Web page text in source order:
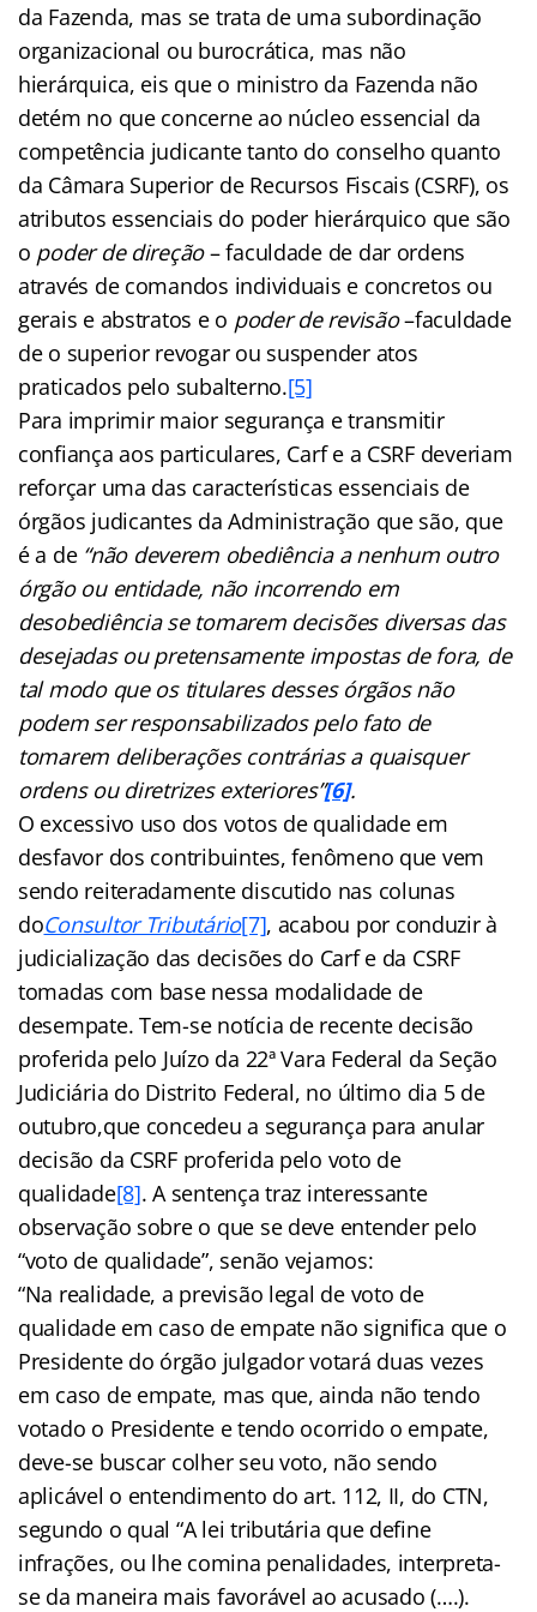
da Fazenda, mas se trata de uma subordinação
organizacional ou burocrática, mas não
hierárquica, eis que o ministro da Fazenda não
detém no que concerne ao núcleo essencial da
competência judicante tanto do conselho quanto
da Câmara Superior de Recursos Fiscais (CSRF), os
atributos essenciais do poder hierárquico que são
o poder de direção– faculdade de dar ordens
através de comandos individuais e concretos ou
gerais e abstratos e o poder de revisão–faculdade
de o superior revogar ou suspender atos
praticados pelo subalterno.[5]
Para imprimir maior segurança e transmitir
confiança aos particulares, Carf e a CSRF deveriam
reforçar uma das características essenciais de
órgãos judicantes da Administração que são, que
é a de “não deverem obediência a nenhum outro
órgão ou entidade, não incorrendo em
desobediência se tomarem decisões diversas das
desejadas ou pretensamente impostas de fora, de
tal modo que os titulares desses órgãos não
podem ser responsabilizados pelo fato de
tomarem deliberações contrárias a quaisquer
ordens ou diretrizes exteriores”[6].
O excessivo uso dos votos de qualidade em
desfavor dos contribuintes, fenômeno que vem
sendo reiteradamente discutido nas colunas
doConsultor Tributário[7], acabou por conduzir à
judicialização das decisões do Carf e da CSRF
tomadas com base nessa modalidade de
desempate. Tem-se notícia de recente decisão
proferida pelo Juízo da 22ª Vara Federal da Seção
Judiciária do Distrito Federal, no último dia 5 de
outubro,que concedeu a segurança para anular
decisão da CSRF proferida pelo voto de
qualidade[8]. A sentença traz interessante
observação sobre o que se deve entender pelo
“voto de qualidade”, senão vejamos:
“Na realidade, a previsão legal de voto de
qualidade em caso de empate não significa que o
Presidente do órgão julgador votará duas vezes
em caso de empate, mas que, ainda não tendo
votado o Presidente e tendo ocorrido o empate,
deve-se buscar colher seu voto, não sendo
aplicável o entendimento do art. 112, II, do CTN,
segundo o qual “A lei tributária que define
infrações, ou lhe comina penalidades, interpreta-
se da maneira mais favorável ao acusado (….).